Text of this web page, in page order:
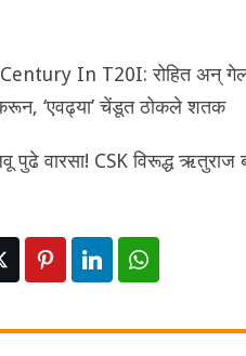
In T20I: रोहित अन्
‘एवढ्या’ चेंडूत ठोकले शतक
पुढे वारसा! CSK विरूद्ध